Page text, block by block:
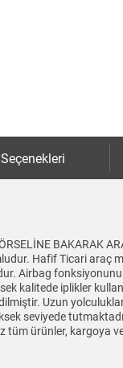
BAKARAK
Hafif Ticari araç
Airbag
kalitede iplikler
Uzun
seviyede
tüm ürünler, kargoya